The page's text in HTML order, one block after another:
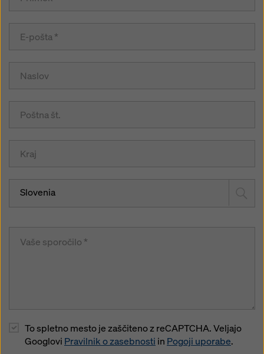
Slovenia
To spletno mesto je zaščiteno z reCAPTCHA. Veljajo
Googlovi Pravilnik o zasebnosti in Pogoji uporabe.